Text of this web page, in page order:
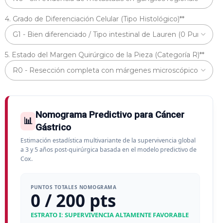
4. Grado de Diferenciación Celular (Tipo Histológico)**
5. Estado del Margen Quirúrgico de la Pieza (Categoría R)**
📊
Nomograma Predictivo para Cáncer
Gástrico
Estimación estadística multivariante de la supervivencia global
a 3 y 5 años post-quirúrgica basada en el modelo predictivo de
Cox.
PUNTOS TOTALES NOMOGRAMA
0 / 200 pts
ESTRATO I: SUPERVIVENCIA ALTAMENTE FAVORABLE